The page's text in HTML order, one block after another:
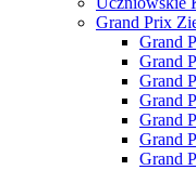
Grand Prix
Grand
Grand
Grand
Grand
Grand
Grand
Grand